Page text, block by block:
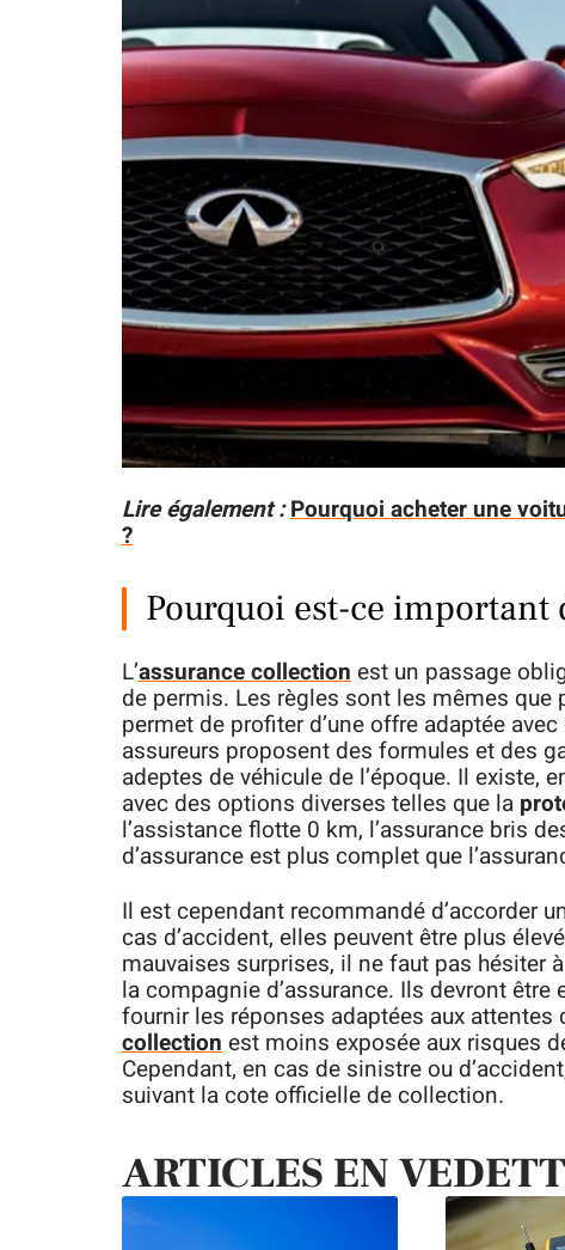
Lire également : Pourquoi acheter une
?
Pourquoi est-ce important
L’assurance collection est un passage
de permis. Les règles sont les mêmes
permet de profiter d’une offre adaptée
assureurs proposent des formules et des
adeptes de véhicule de l’époque. Il existe,
avec des options diverses telles que la
l’assistance flotte 0 km, l’assurance bris
d’assurance est plus complet que
Il est cependant recommandé d’accorder
cas d’accident, elles peuvent être plus
mauvaises surprises, il ne faut pas hésiter
la compagnie d’assurance. Ils devront
fournir les réponses adaptées aux attentes
collection est moins exposée aux risques
Cependant, en cas de sinistre ou
suivant la cote officielle de collection.
ARTICLES EN